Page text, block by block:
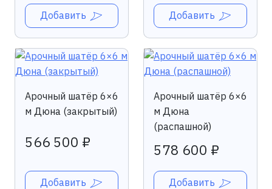
Добавить Добавить
Арочный шатёр 6×6
м Дюна (закрытый)
566 500 ₽
Добавить
Арочный шатёр 6×6
м Дюна
(распашной)
578 600 ₽
Добавить